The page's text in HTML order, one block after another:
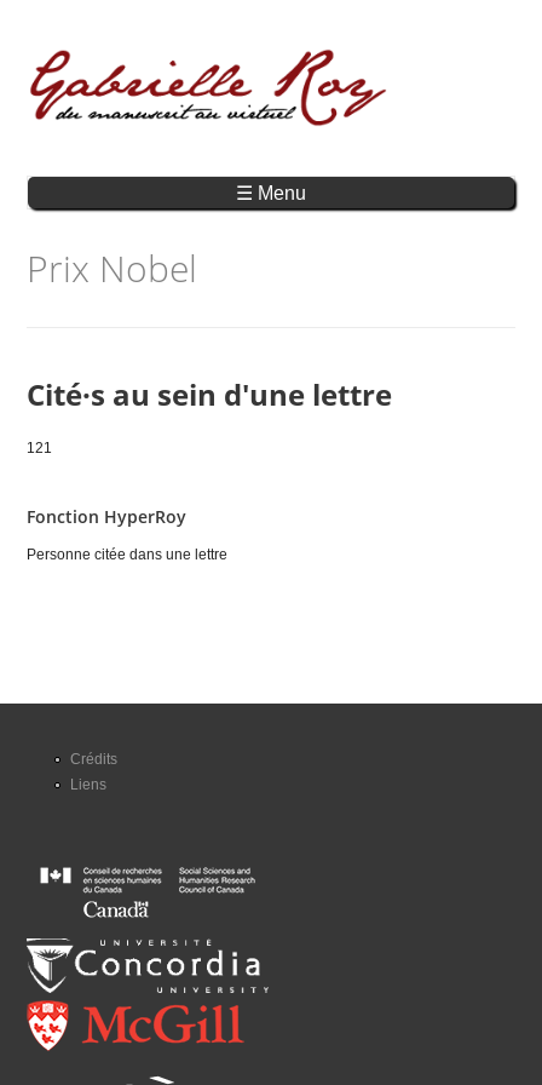
☰ Menu
Prix Nobel
Cité·s au sein d'une lettre
121
Fonction HyperRoy
Personne citée dans une lettre
Crédits
Liens